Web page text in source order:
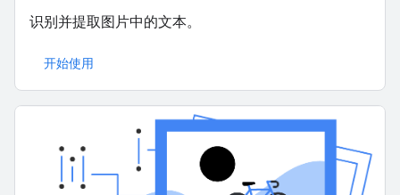
识别并提取图片中的文本。
开始使用